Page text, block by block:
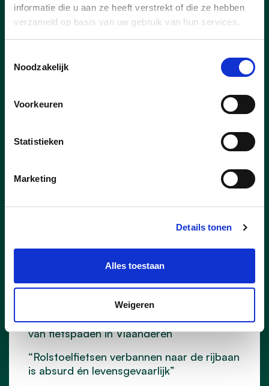
informatie die u aan ze heeft verstrekt of die ze hebben
verzameld op basis van uw gebruik van hun services.
Noodzakelijk
Voorkeuren
Statistieken
Marketing
Details tonen
Alles toestaan
Weigeren
Rolstoelfietsen verbannen
naar de rijbaan is absurd én
levensgevaarlijk
29/06/26
Cd&v wil aanpassing wegcode zodat
aangepaste fietsen, zoals duofietsen en
rolstoelfietsen ook gebruik kunnen maken
van fietspaden in Vlaanderen
“Rolstoelfietsen verbannen naar de rijbaan
is absurd én levensgevaarlijk”